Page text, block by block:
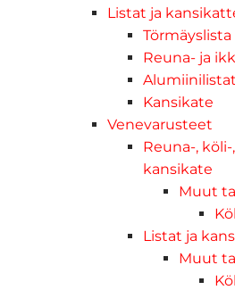
Listat ja
Törmäyslista
Reuna- ja
Alumiinilistat
Kansikate
Venevarusteet
Reuna-,
kansikate
Muut
Listat ja
Muut